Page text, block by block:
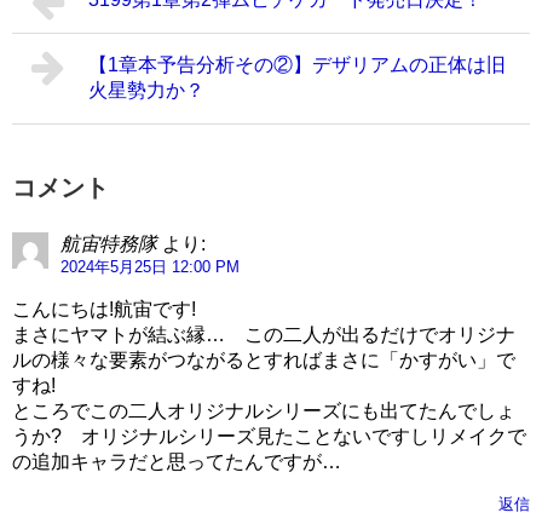
【1章本予告分析その②】デザリアムの正体は旧
火星勢力か？
コメント
航宙特務隊 より:
2024年5月25日 12:00 PM
こんにちは!航宙です!
まさにヤマトが結ぶ縁… この二人が出るだけでオリジナ
ルの様々な要素がつながるとすればまさに「かすがい」で
すね!
ところでこの二人オリジナルシリーズにも出てたんでしょ
うか? オリジナルシリーズ見たことないですしリメイクで
の追加キャラだと思ってたんですが…
返信